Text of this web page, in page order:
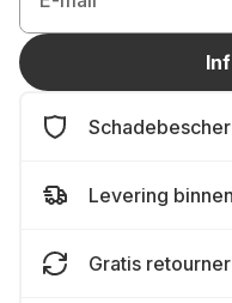
Levering
Gratis